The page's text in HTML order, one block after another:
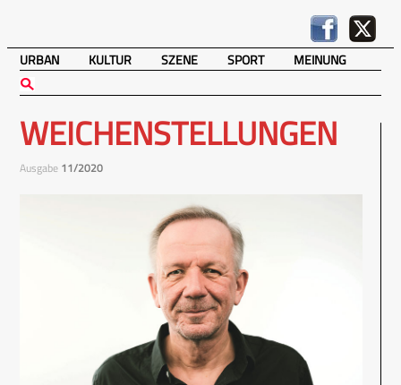
URBAN KULTUR SZENE SPORT MEINUNG
WEICHENSTELLUNGEN
Ausgabe 11/2020